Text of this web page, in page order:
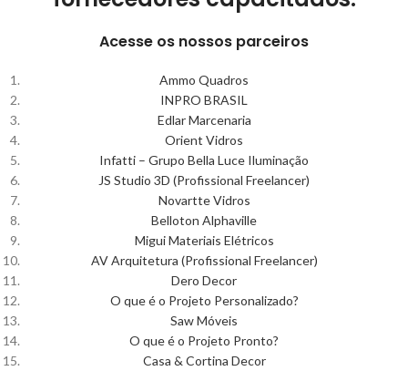
Acesse os nossos parceiros
Ammo Quadros
INPRO BRASIL
Edlar Marcenaria
Orient Vidros
Infatti – Grupo Bella Luce Iluminação
JS Studio 3D (Profissional Freelancer)
Novartte Vidros
Belloton Alphaville
Migui Materiais Elétricos
AV Arquitetura (Profissional Freelancer)
Dero Decor
O que é o Projeto Personalizado?
Saw Móveis
O que é o Projeto Pronto?
Casa & Cortina Decor